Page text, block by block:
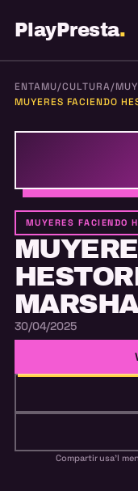
PlayPresta.
ENTAMU/CULTURA/
MUYERES FACIENDO
MUYERES FACIENDO
30/04/2025
Compartir usa'l